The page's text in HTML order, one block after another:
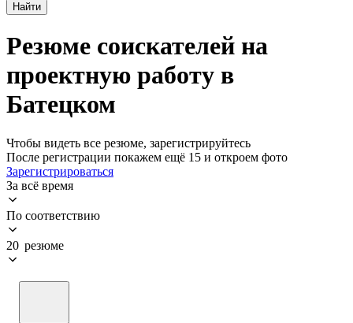
Найти
Резюме соискателей на
проектную работу в
Батецком
Чтобы видеть все резюме, зарегистрируйтесь
После регистрации покажем ещё 15 и откроем фото
Зарегистрироваться
За всё время
По соответствию
20 резюме